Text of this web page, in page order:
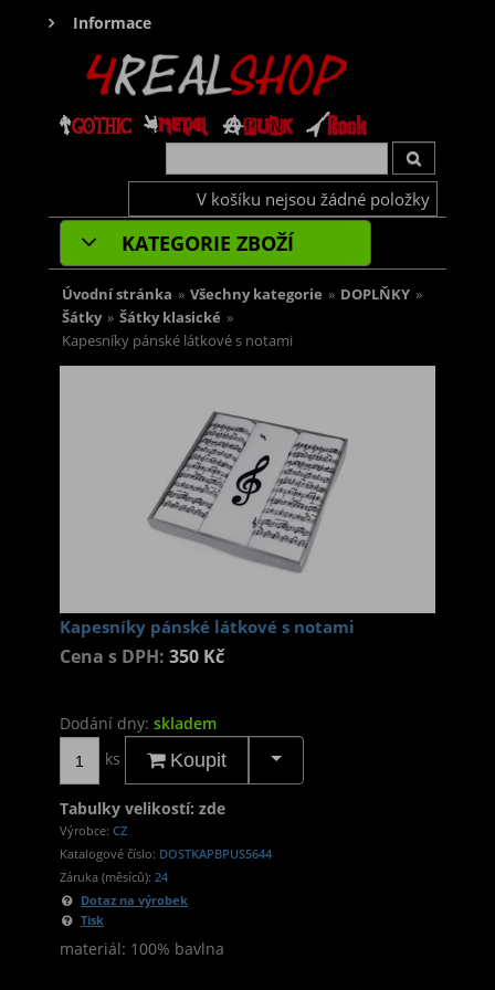
Informace
V košíku nejsou žádné položky
KATEGORIE ZBOŽÍ
Úvodní stránka » Všechny kategorie » DOPLŇKY »
Šátky » Šátky klasické »
Kapesníky pánské látkové s notami
Kapesníky pánské látkové s notami
Cena s DPH: 350 Kč
Dodání dny: skladem
ks
Koupit
Tabulky velikostí: zde
Výrobce: CZ
Katalogové číslo: DOSTKAPBPUS5644
Záruka (měsíců): 24
Dotaz na výrobek
Tisk
materiál: 100% bavlna